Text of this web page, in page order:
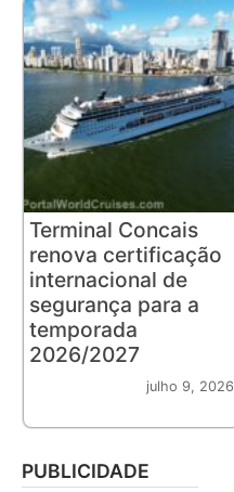
Terminal Concais
renova certificação
internacional de
segurança para a
temporada
2026/2027
julho 9, 2026
PUBLICIDADE